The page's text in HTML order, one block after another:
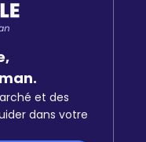
et des
dans votre